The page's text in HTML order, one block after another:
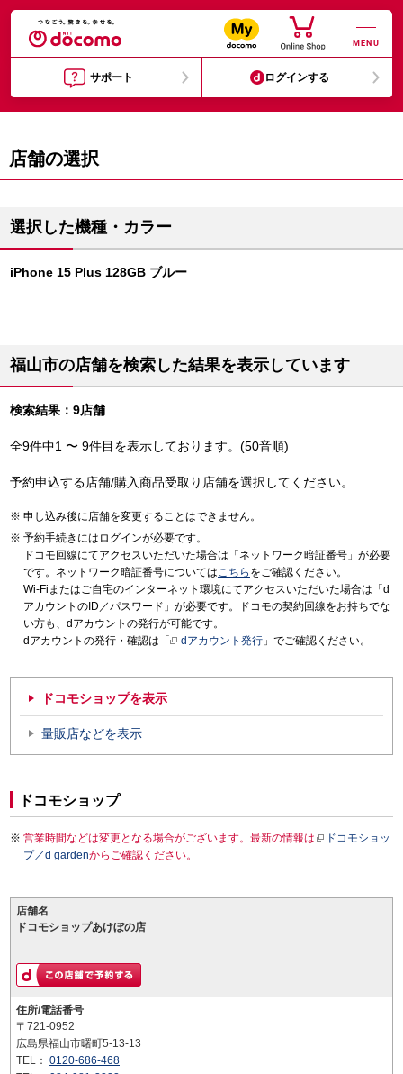
MENU
サポート ログインする
店舗の選択
選択した機種・カラー
iPhone 15 Plus 128GB ブルー
福山市の店舗を検索した結果を表示しています
検索結果：9店舗
全9件中1 〜 9件目を表示しております。(50音順)
予約申込する店舗/購入商品受取り店舗を選択してください。
申し込み後に店舗を変更することはできません。
予約手続きにはログインが必要です。
ドコモ回線にてアクセスいただいた場合は「ネットワーク暗証番号」が必要
です。ネットワーク暗証番号についてはこちら をご確認ください。
Wi-Fiまたはご自宅のインターネット環境にてアクセスいただいた場合は「d
アカウントのID／パスワード」が必要です。ドコモの契約回線をお持ちでな
い方も、dアカウントの発行が可能です。
dアカウントの発行・確認は「
dアカウント発行 」でご確認ください。
ドコモショップを表示
量販店などを表示
ドコモショップ
営業時間などは変更となる場合がございます。最新の情報は
ドコモショッ
プ／d gardenからご確認ください。
店舗名
ドコモショップあけぼの店
住所/電話番号
〒721-0952
広島県福山市曙町5-13-13
TEL： 0120-686-468